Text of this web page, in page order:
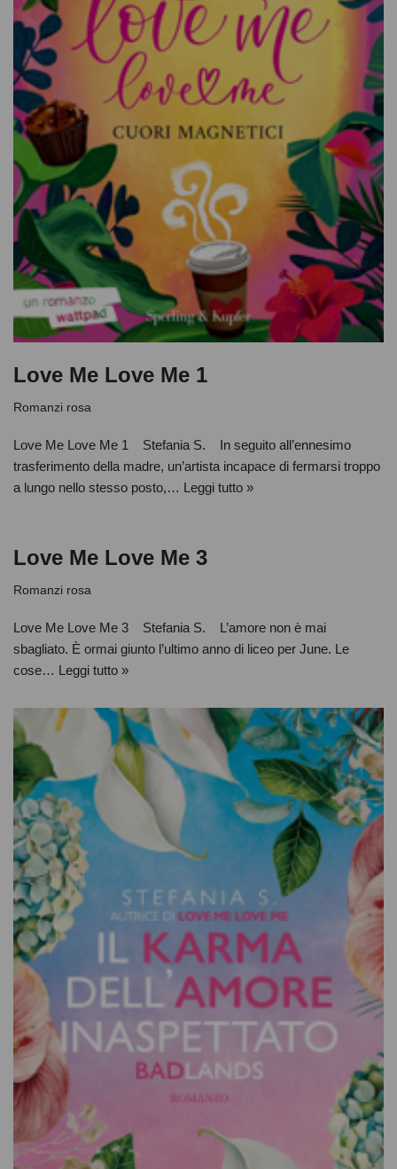
Love Me Love Me 1
Romanzi rosa
Love Me Love Me 1 Stefania S. In seguito all’ennesimo
trasferimento della madre, un’artista incapace di fermarsi troppo
a lungo nello stesso posto,… Leggi tutto »
Love Me Love Me 3
Romanzi rosa
Love Me Love Me 3 Stefania S. L’amore non è mai
sbagliato. È ormai giunto l’ultimo anno di liceo per June. Le
cose… Leggi tutto »